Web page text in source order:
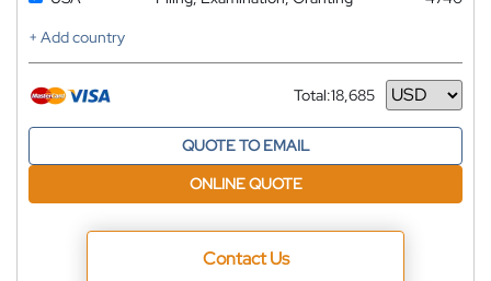
+ Add country
Total:18,685
Currency
QUOTE TO EMAIL
ONLINE QUOTE
Contact Us